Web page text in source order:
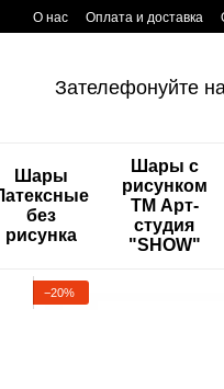
Перейти к основному
О нас Оплата и доставка
Зателефонуйте
Шары
без
рисунка
Шары с
рисунком
ТМ Арт-
студия
"SHOW"
−20%